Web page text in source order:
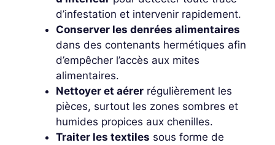
d’infestation et intervenir rapidement.
Conserver les denrées alimentaires
dans des contenants hermétiques afin
d’empêcher l’accès aux mites
alimentaires.
Nettoyer et aérer régulièrement les
pièces, surtout les zones sombres et
humides propices aux chenilles.
Traiter les textiles sous forme de